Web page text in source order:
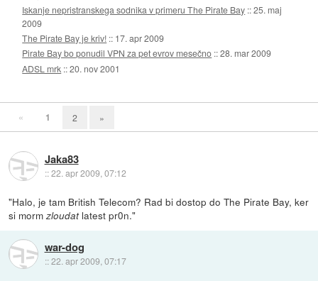
Iskanje nepristranskega sodnika v primeru The Pirate Bay ::25. maj
2009
The Pirate Bay je kriv! :: 17. apr 2009
Pirate Bay bo ponudil VPN za pet evrov mesečno ::28. mar 2009
ADSL mrk ::20. nov 2001
« 1 2 »
Jaka83
::22. apr 2009, 07:12
"Halo, je tam British Telecom? Rad bi dostop do The Pirate Bay, ker
si mormzloudatlatest pr0n."
war-dog
::22. apr 2009, 07:17